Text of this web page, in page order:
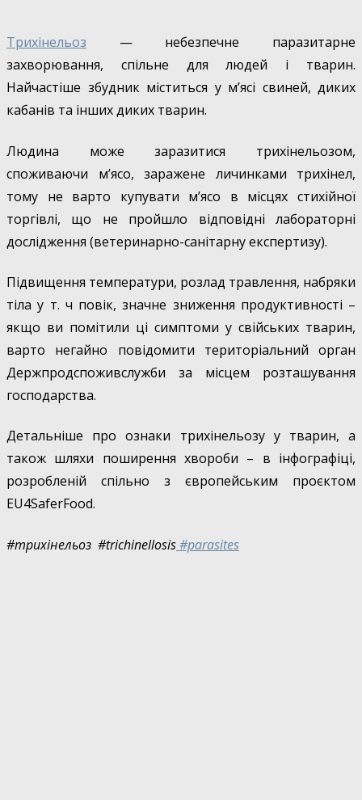
Трихінельоз — небезпечне паразитарне
захворювання, спільне для людей і тварин.
Найчастіше збудник міститься у м’ясі свиней, диких
кабанів та інших диких тварин.
Людина може заразитися трихінельозом,
споживаючи м’ясо, заражене личинками трихінел,
тому не варто купувати м’ясо в місцях стихійної
торгівлі, що не пройшло відповідні лабораторні
дослідження (ветеринарно-санітарну експертизу).
Підвищення температури, розлад травлення, набряки
тіла у т. ч повік, значне зниження продуктивності –
якщо ви помітили ці симптоми у свійських тварин,
варто негайно повідомити територіальний орган
Держпродспоживслужби за місцем розташування
господарства.
Детальніше про ознаки трихінельозу у тварин, а
також шляхи поширення хвороби – в інфографіці,
розробленій спільно з європейським проєктом
EU4SaferFood.
#трихінельоз #trichinellosis#parasites